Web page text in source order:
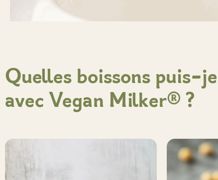
Quelles boissons puis-
avec Vegan Milker® ?